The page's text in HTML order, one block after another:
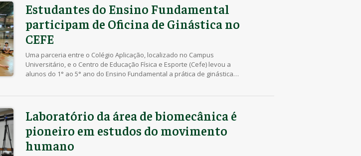
Estudantes do Ensino Fundamental
participam de Oficina de Ginástica no
CEFE
Uma parceria entre o Colégio Aplicação, localizado no Campus
Universitário, e o Centro de Educação Física e Esporte (Cefe) levou a
alunos do 1° ao 5° ano do Ensino Fundamental a prática de ginástica
Laboratório da área de biomecânica é
pioneiro em estudos do movimento
humano